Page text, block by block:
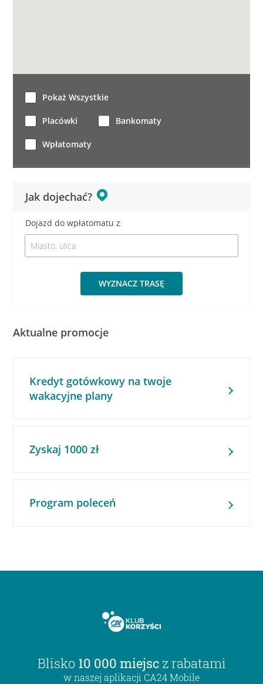
Jak dojechać?
Dojazd do wpłatomatu z:
WYZNACZ TRASĘ
Pokaż Wszystkie
Placówki Bankomaty
Wpłatomaty
Aktualne promocje
Kredyt gotówkowy na twoje
wakacyjne plany
Zyskaj 1000 zł
Program poleceń
Blisko 10 000 miejsc z rabatami
w naszej aplikacji CA24 Mobile